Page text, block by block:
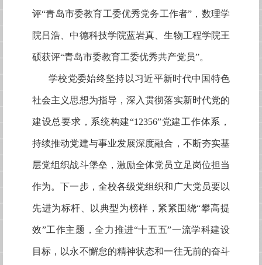
评“青岛市委教育工委优秀党务工作者”，数理学
院吕浩、中德科技学院蓝岩真、生物工程学院王
硕获评“青岛市委教育工委优秀共产党员”。
学校党委始终坚持以习近平新时代中国特色
社会主义思想为指导，深入贯彻落实新时代党的
建设总要求，系统构建“12356”党建工作体系，
持续推动党建与事业发展深度融合，不断夯实基
层党组织战斗堡垒，激励全体党员立足岗位担当
作为。下一步，全校各级党组织和广大党员要以
先进为标杆、以典型为榜样，紧紧围绕“攀高提
效”工作主题，全力推进“十五五”一流学科建设
目标，以永不懈怠的精神状态和一往无前的奋斗